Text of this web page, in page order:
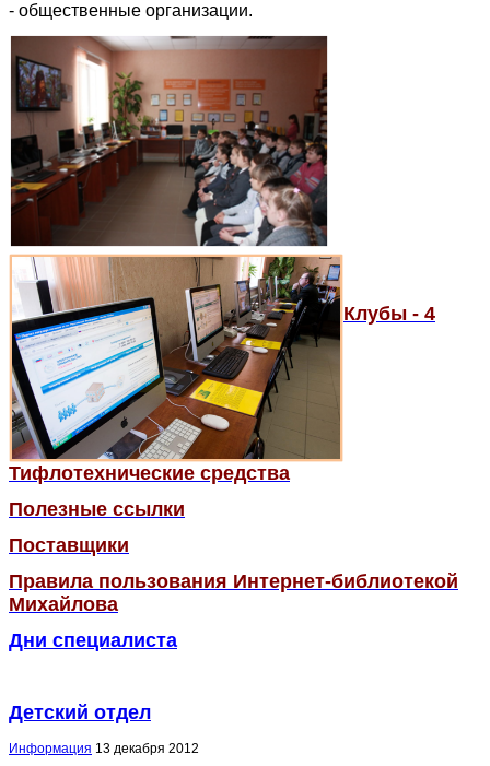
- общественные организации.
Клубы - 4
Тифлотехнические средства
Полезные ссылки
Поставщики
Правила пользования Интернет-библиотекой
Михайлова
Дни специалиста
Детский отдел
Информация 13 декабря 2012